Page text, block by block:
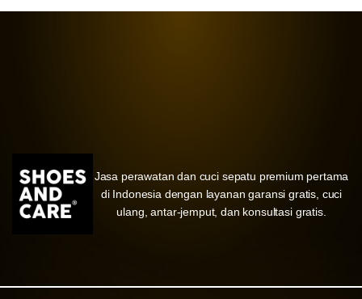
Jasa perawatan dan cuci sepatu premium pertama
di Indonesia dengan layanan garansi gratis, cuci
ulang, antar-jemput, dan konsultasi gratis.